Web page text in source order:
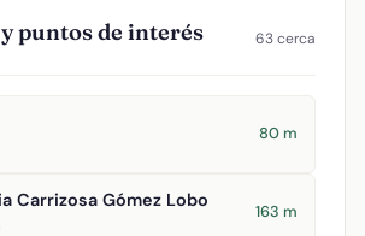
puntos de interés 63 cerca
80 m
Carrizosa Gómez Lobo
163 m